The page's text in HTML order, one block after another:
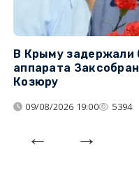
В Крыму задержали
аппарата
Козюру
09/08/2026 19:00 5394